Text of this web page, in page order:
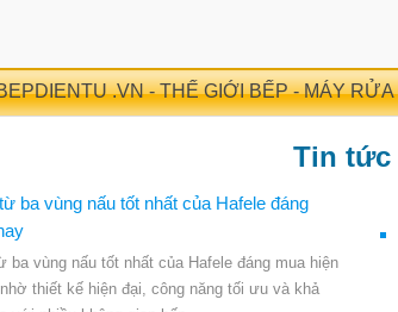
.VN - THẾ GIỚI BẾP - MÁY
Tin tức
ba vùng nấu tốt nhất của Hafele đáng
ba vùng nấu tốt nhất của Hafele đáng mua hiện
thiết kế hiện đại, công năng tối ưu và khả